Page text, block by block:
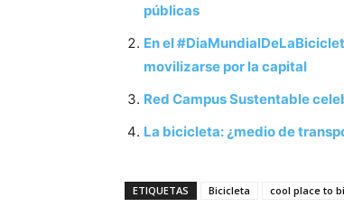
públicas
En el
movilizarse por la capital
Red Campus Sustentable
La bicicleta: ¿medio de
ETIQUETAS Bicicleta cool place to